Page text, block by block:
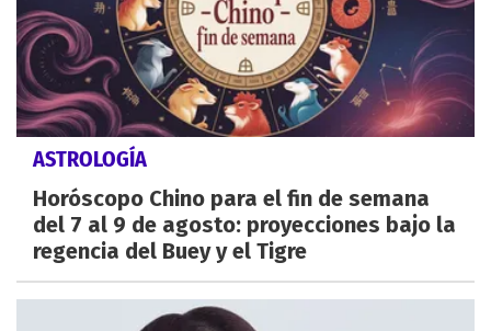
ASTROLOGÍA
Horóscopo Chino para el fin de semana
del 7 al 9 de agosto: proyecciones bajo la
regencia del Buey y el Tigre